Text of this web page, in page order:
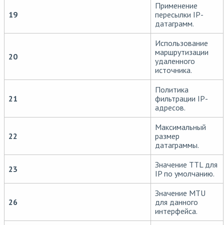
19
Применение
пересылки IP-
датаграмм.
20
Использование
маршрутизации
удаленного
источника.
21
Политика
фильтрации IP-
адресов.
22
Максимальный
размер
датаграммы.
23
Значение TTL для
IP по умолчанию.
26
Значение MTU
для данного
интерфейса.